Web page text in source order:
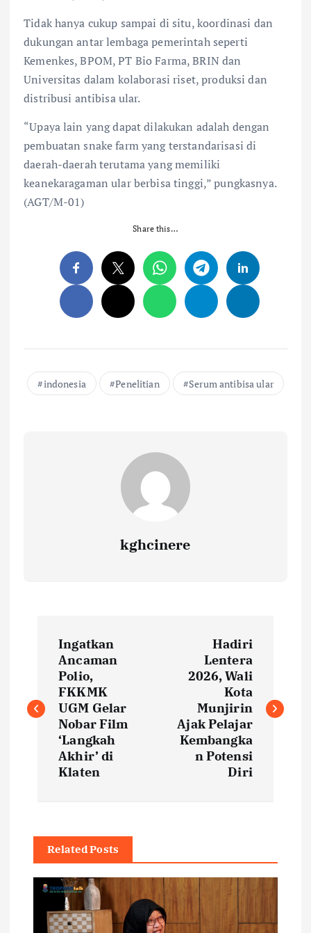
Tidak hanya cukup sampai di situ, ⁠koordinasi dan
dukungan antar lembaga pemerintah seperti
Kemenkes, BPOM, PT Bio Farma, BRIN dan
Universitas dalam kolaborasi riset, produksi dan
distribusi antibisa ular.
“Upaya lain yang dapat dilakukan adalah dengan
pembuatan snake farm yang terstandarisasi di
daerah-daerah terutama yang memiliki
keanekaragaman ular berbisa tinggi,” pungkasnya.
(AGT/M-01)
Share this…
indonesia Penelitian Serum antibisa ular
kghcinere
s
v
Ingatkan
Ancaman
Polio,
FKKMK
UGM Gelar
Nobar Film
‘Langkah
Akhir’ di
Klaten
Hadiri
Lentera
2026, Wali
Kota
Munjirin
Ajak Pelajar
Kembangka
n Potensi
Diri
Related Posts